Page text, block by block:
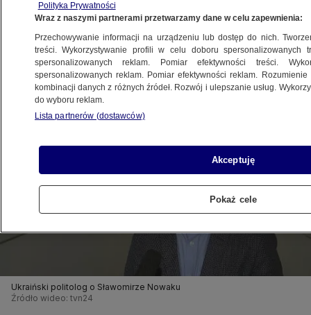
Nowak. "To może szokować"
25.10.2016, 11:35
Udostępnij
Ukraiński politolog o Sławomirze Nowaku
Źródło wideo: tvn24
Polityka Prywatności
Wraz z naszymi partnerami przetwarzamy dane w celu zapewnienia:
Przechowywanie informacji na urządzeniu lub dostęp do nich.
treści. Wykorzystywanie profili w celu doboru spersonalizowanych
spersonalizowanych reklam. Pomiar efektywności treści.
spersonalizowanych reklam. Pomiar efektywności reklam.
kombinacji danych z różnych źródeł. Rozwój i ulepszanie usług.
do wyboru reklam.
Lista partnerów (dostawców)
Akceptuję
Pokaż cele